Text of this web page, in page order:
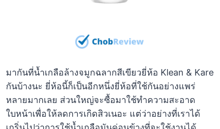
มากันที่น้ำเกลือล้างจมูกฉลากสีเขียวยี่ห้อ Klean & Kare
กันบ้างนะ ยี่ห้อนี้ก็เป็นอีกหนึ่งยี่ห้อที่ใช้กันอย่างแพร่
หลายมากเลย ส่วนใหญ่จะซื้อมาใช้ทำความสะอาด
ใบหน้าเพื่อให้ลดการเกิดสิวเนอะ แต่ว่าอย่างที่เราได้